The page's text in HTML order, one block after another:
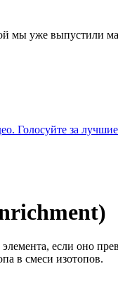
мы уже
Голосуйте за
если оно
в смеси изотопов.